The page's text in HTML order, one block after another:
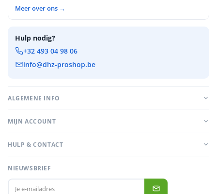
Meer over ons →
Hulp nodig?
+32 493 04 98 06
info@dhz-proshop.be
ALGEMENE INFO
MIJN ACCOUNT
HULP & CONTACT
NIEUWSBRIEF